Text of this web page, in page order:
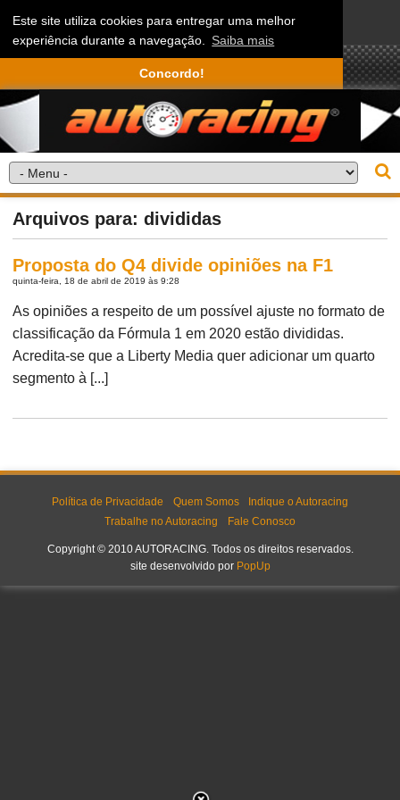
Este site utiliza cookies para entregar uma melhor
experiência durante a navegação. Saiba mais
Concordo!
Arquivos para: divididas
Proposta do Q4 divide opiniões na F1
quinta-feira, 18 de abril de 2019 às 9:28
As opiniões a respeito de um possível ajuste no formato de
classificação da Fórmula 1 em 2020 estão divididas.
Acredita-se que a Liberty Media quer adicionar um quarto
segmento à [...]
Política de Privacidade Quem Somos
Indique o Autoracing
Trabalhe no Autoracing
Fale Conosco
Copyright © 2010 AUTORACING. Todos os direitos reservados.
site desenvolvido por PopUp